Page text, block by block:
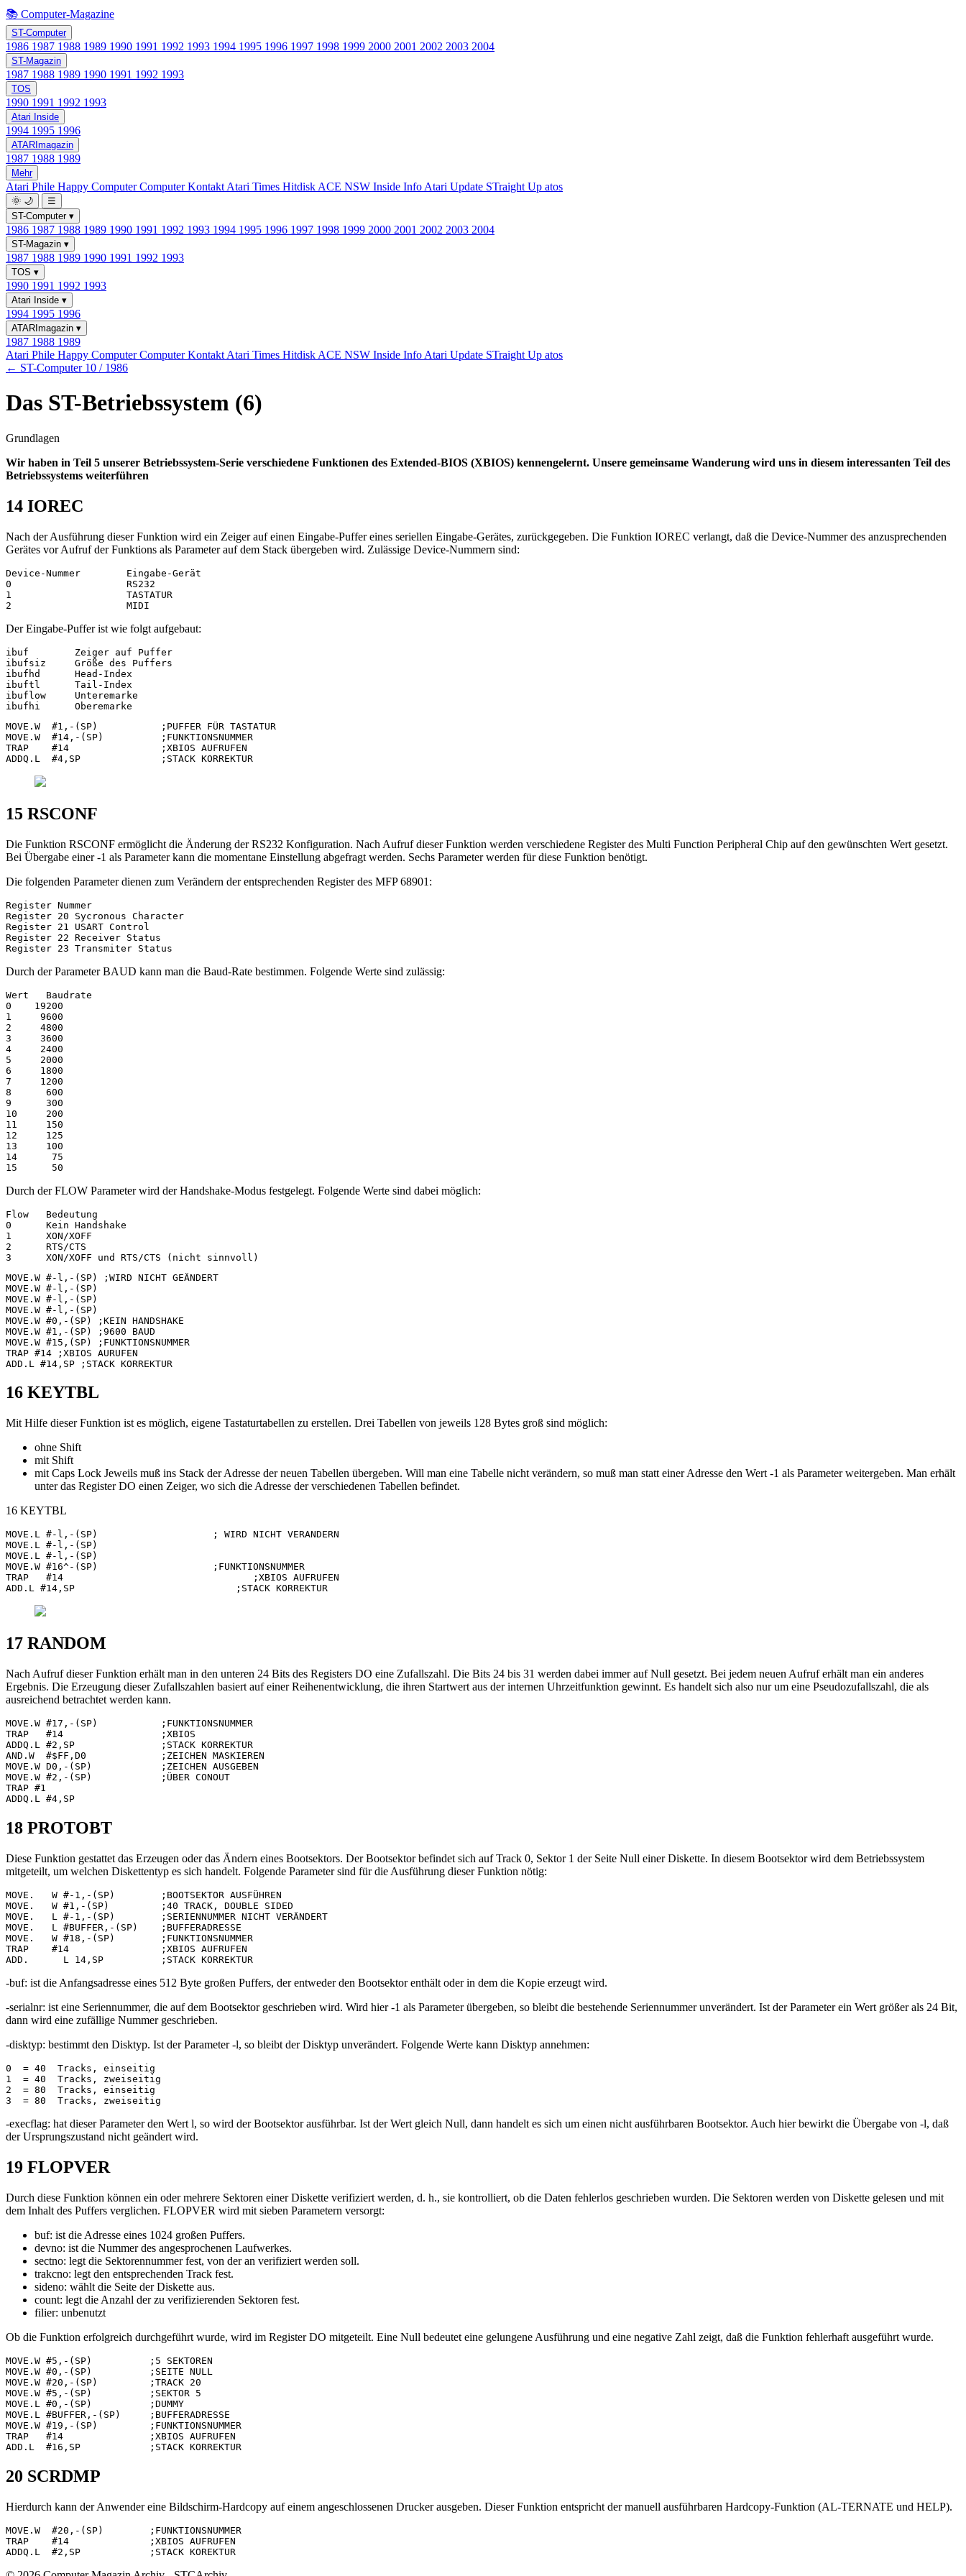
📚 Computer-Magazine
ST-Computer
1986 1987 1988 1989 1990 1991 1992 1993 1994 1995 1996 1997 1998 1999 2000 2001 2002 2003 2004
ST-Magazin
1987 1988 1989 1990 1991 1992 1993
TOS
1990 1991 1992 1993
Atari Inside
1994 1995 1996
ATARImagazin
1987 1988 1989
Mehr
Atari Phile Happy ComputerComputer Kontakt Atari Times Hitdisk ACE NSW Inside Info Atari Update STraight Up atos
🌞 🌙
☰
ST-Computer ▾
1986 1987 1988 1989 1990 1991 1992 1993 1994 1995 1996 1997 1998 1999 2000 2001 2002 2003 2004
ST-Magazin ▾
1987 1988 1989 1990 1991 1992 1993
TOS ▾
1990 1991 1992 1993
Atari Inside ▾
1994 1995 1996
ATARImagazin ▾
1987 1988 1989
Atari Phile Happy ComputerComputer Kontakt Atari Times Hitdisk ACE NSW Inside Info Atari Update STraight Up atos
← ST-Computer 10 / 1986
Das ST-Betriebssystem (6)
Grundlagen
Wir haben in Teil 5 unserer Betriebssystem-Serie verschiedene Funktionen des Extended-BIOS (XBIOS) kennengelernt. Unsere gemeinsame Wanderung wird uns in diesem interessanten Teil des
Betriebssystems weiterführen
14 IOREC
Nach der Ausführung dieser Funktion wird ein Zeiger auf einen Eingabe-Puffer eines seriellen Eingabe-Gerätes, zurückgegeben. Die Funktion IOREC verlangt, daß die Device-Nummer des anzusprechenden
Gerätes vor Aufruf der Funktions als Parameter auf dem Stack übergeben wird. Zulässige Device-Nummern sind:
Device-Nummer        Eingabe-Gerät
0                    RS232
1                    TASTATUR
Der Eingabe-Puffer ist wie folgt aufgebaut:
ibuf        Zeiger auf Puffer
ibufsiz     Größe des Puffers
ibufhd      Head-Index
ibuftl      Tail-Index
ibuflow     Unteremarke
MOVE.W  #1,-(SP)           ;PUFFER FÜR TASTATUR
MOVE.W  #14,-(SP)          ;FUNKTIONSNUMMER
TRAP    #14                ;XBIOS AUFRUFEN
15 RSCONF
Die Funktion RSCONF ermöglicht die Änderung der RS232 Konfiguration. Nach Aufruf dieser Funktion werden verschiedene Register des Multi Function Peripheral Chip auf den gewünschten Wert gesetzt.
Bei Übergabe einer -1 als Parameter kann die momentane Einstellung abgefragt werden. Sechs Parameter werden für diese Funktion benötigt.
Die folgenden Parameter dienen zum Verändern der entsprechenden Register des MFP 68901:
Register Nummer
Register 20 Sycronous Character
Register 21 USART Control
Register 22 Receiver Status
Durch der Parameter BAUD kann man die Baud-Rate bestimmen. Folgende Werte sind zulässig:
Wert   Baudrate
0    19200
1     9600
2     4800
3     3600
4     2400
5     2000
6     1800
7     1200
8      600
9      300
10     200
11     150
12     125
13     100
14      75
Durch der FLOW Parameter wird der Handshake-Modus festgelegt. Folgende Werte sind dabei möglich:
Flow   Bedeutung
0      Kein Handshake
1      XON/XOFF
2      RTS/CTS
MOVE.W #-l,-(SP) ;WIRD NICHT GEÄNDERT
MOVE.W #-l,-(SP)
MOVE.W #-l,-(SP)
MOVE.W #-l,-(SP)
MOVE.W #0,-(SP) ;KEIN HANDSHAKE
MOVE.W #1,-(SP) ;9600 BAUD
MOVE.W #15,(SP) ;FUNKTIONSNUMMER
TRAP #14 ;XBIOS AURUFEN
16 KEYTBL
Mit Hilfe dieser Funktion ist es möglich, eigene Tastaturtabellen zu erstellen. Drei Tabellen von jeweils 128 Bytes groß sind möglich:
ohne Shift
mit Shift
mit Caps Lock Jeweils muß ins Stack der Adresse der neuen Tabellen übergeben. Will man eine Tabelle nicht verändern, so muß man statt einer Adresse den Wert -1 als Parameter weitergeben. Man erhält
unter das Register DO einen Zeiger, wo sich die Adresse der verschiedenen Tabellen befindet.
16 KEYTBL
MOVE.L #-l,-(SP)                    ; WIRD NICHT VERANDERN
MOVE.L #-l,-(SP)
MOVE.L #-l,-(SP)
MOVE.W #16^-(SP)                    ;FUNKTIONSNUMMER
TRAP   #14                                 ;XBIOS AUFRUFEN
17 RANDOM
Nach Aufruf dieser Funktion erhält man in den unteren 24 Bits des Registers DO eine Zufallszahl. Die Bits 24 bis 31 werden dabei immer auf Null gesetzt. Bei jedem neuen Aufruf erhält man ein anderes
Ergebnis. Die Erzeugung dieser Zufallszahlen basiert auf einer Reihenentwicklung, die ihren Startwert aus der internen Uhrzeitfunktion gewinnt. Es handelt sich also nur um eine Pseudozufallszahl, die als
ausreichend betrachtet werden kann.
MOVE.W #17,-(SP)           ;FUNKTIONSNUMMER
TRAP   #14                 ;XBIOS
ADDQ.L #2,SP               ;STACK KORREKTUR
AND.W  #$FF,D0             ;ZEICHEN MASKIEREN
MOVE.W D0,-(SP)            ;ZEICHEN AUSGEBEN
MOVE.W #2,-(SP)            ;ÜBER CONOUT
TRAP #1
18 PROTOBT
Diese Funktion gestattet das Erzeugen oder das Ändern eines Bootsektors. Der Bootsektor befindet sich auf Track 0, Sektor 1 der Seite Null einer Diskette. In diesem Bootsektor wird dem Betriebssystem
mitgeteilt, um welchen Diskettentyp es sich handelt. Folgende Parameter sind für die Ausführung dieser Funktion nötig:
MOVE.   W #-1,-(SP)        ;BOOTSEKTOR AUSFÜHREN
MOVE.   W #1,-(SP)         ;40 TRACK, DOUBLE SIDED
MOVE.   L #-1,-(SP)        ;SERIENNUMMER NICHT VERÄNDERT
MOVE.   L #BUFFER,-(SP)    ;BUFFERADRESSE
MOVE.   W #18,-(SP)        ;FUNKTIONSNUMMER
TRAP    #14                ;XBIOS AUFRUFEN
-buf: ist die Anfangsadresse eines 512 Byte großen Puffers, der entweder den Bootsektor enthält oder in dem die Kopie erzeugt wird.
-serialnr: ist eine Seriennummer, die auf dem Bootsektor geschrieben wird. Wird hier -1 als Parameter übergeben, so bleibt die bestehende Seriennummer unverändert. Ist der Parameter ein Wert größer als 24 Bit,
dann wird eine zufällige Nummer geschrieben.
-disktyp: bestimmt den Disktyp. Ist der Parameter -l, so bleibt der Disktyp unverändert. Folgende Werte kann Disktyp annehmen:
0  = 40  Tracks, einseitig
1  = 40  Tracks, zweiseitig
2  = 80  Tracks, einseitig
-execflag: hat dieser Parameter den Wert l, so wird der Bootsektor ausführbar. Ist der Wert gleich Null, dann handelt es sich um einen nicht ausführbaren Bootsektor. Auch hier bewirkt die Übergabe von -l, daß
der Ursprungszustand nicht geändert wird.
19 FLOPVER
Durch diese Funktion können ein oder mehrere Sektoren einer Diskette verifiziert werden, d. h., sie kontrolliert, ob die Daten fehlerlos geschrieben wurden. Die Sektoren werden von Diskette gelesen und mit
dem Inhalt des Puffers verglichen. FLOPVER wird mit sieben Parametern versorgt:
buf: ist die Adresse eines 1024 großen Puffers.
devno: ist die Nummer des angesprochenen Laufwerkes.
sectno: legt die Sektorennummer fest, von der an verifiziert werden soll.
trakcno: legt den entsprechenden Track fest.
sideno: wählt die Seite der Diskette aus.
count: legt die Anzahl der zu verifizierenden Sektoren fest.
filier: unbenutzt
Ob die Funktion erfolgreich durchgeführt wurde, wird im Register DO mitgeteilt. Eine Null bedeutet eine gelungene Ausführung und eine negative Zahl zeigt, daß die Funktion fehlerhaft ausgeführt wurde.
MOVE.W #5,-(SP)          ;5 SEKTOREN
MOVE.W #0,-(SP)          ;SEITE NULL
MOVE.W #20,-(SP)         ;TRACK 20
MOVE.W #5,-(SP)          ;SEKTOR 5
MOVE.L #0,-(SP)          ;DUMMY
MOVE.L #BUFFER,-(SP)     ;BUFFERADRESSE
MOVE.W #19,-(SP)         ;FUNKTIONSNUMMER
TRAP   #14               ;XBIOS AUFRUFEN
20 SCRDMP
Hierdurch kann der Anwender eine Bildschirm-Hardcopy auf einem angeschlossenen Drucker ausgeben. Dieser Funktion entspricht der manuell ausführbaren Hardcopy-Funktion (AL-TERNATE und HELP).
MOVE.W  #20,-(SP)        ;FUNKTIONSNUMMER
TRAP    #14              ;XBIOS AUFRUFEN